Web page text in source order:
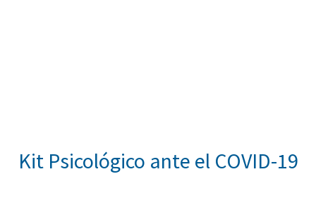
Kit Psicológico ante el COVID-19